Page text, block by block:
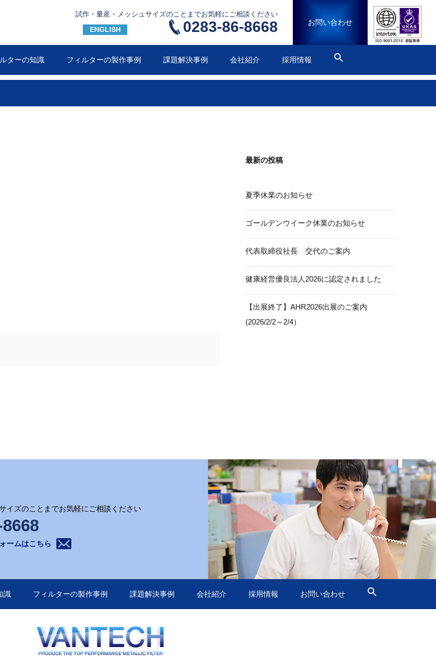
試作・量産・メッシュサイズのことまでお気軽にご相談ください
ENGLISH 0283-86-8668 お問い合わせ
ターの知識 フィルターの製作事例 課題解決事例 会社紹介 採用情報
最新の投稿
夏季休業のお知らせ
ゴールデンウイーク休業のお知らせ
代表取締役社長 交代のご案内
健康経営優良法人2026に認定されました
【出展終了】AHR2026出展のご案内
(2026/2/2～2/4）
イズのことまでお気軽にご相談ください
ームはこちら
識 フィルターの製作事例 課題解決事例 会社紹介 採用情報 お問い合わせ